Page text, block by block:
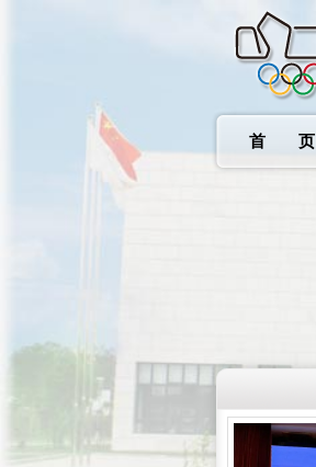
首 页